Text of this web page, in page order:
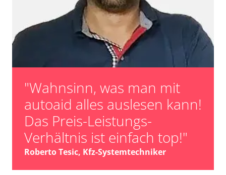
"Wahnsinn, was man mit
autoaid alles auslesen kann!
Das Preis-Leistungs-
Verhältnis ist einfach top!"
Roberto Tesic, Kfz-Systemtechniker